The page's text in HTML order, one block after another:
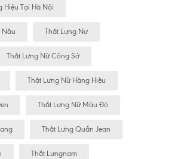
Hiệu Tại Hà Nội
Nâu Thăt Lưng Nư
Thắt Lưng Nữ Công Sở
Thắt Lưng Nữ Hàng Hiệu
Thắt Lưng Nữ Màu Đỏ
Thắt Lưng Quần Jean
Thắt Lưngnam